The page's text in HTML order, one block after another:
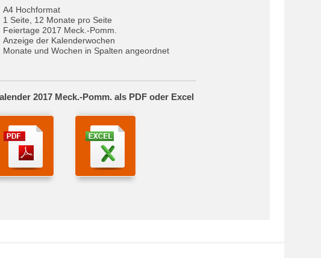
A4 Hochformat
1 Seite, 12 Monate pro Seite
Feiertage 2017 Meck.-Pomm.
Anzeige der Kalenderwochen
Monate und Wochen in Spalten angeordnet
2017 Meck.-Pomm. als PDF oder Excel